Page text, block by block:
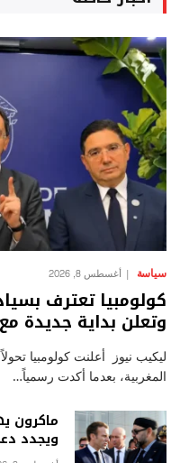
سياسة أغسطس 8, 2026
كولومبيا تعترف
وتعلن بداية جديدة
ليكيب نيوز أعلنت كولومبيا
المغربية، بعدما أكدت رسمياً…
ماكرون
ويجدد